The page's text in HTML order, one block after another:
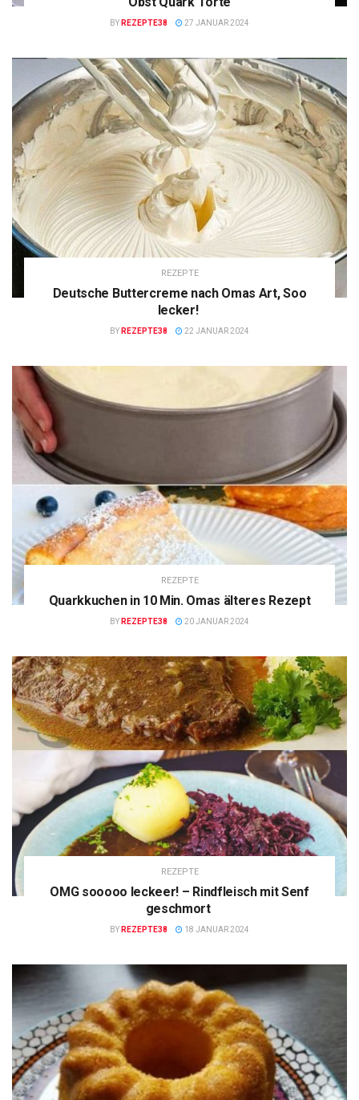
BY REZEPTE38 27 JANUAR 2024
REZEPTE
Deutsche Buttercreme nach Omas Art, Soo
lecker!
BY REZEPTE38 22 JANUAR 2024
REZEPTE
Quarkkuchen in 10 Min. Omas älteres Rezept
BY REZEPTE38 20 JANUAR 2024
REZEPTE
OMG sooooo leckeer! – Rindfleisch mit Senf
geschmort
BY REZEPTE38 18 JANUAR 2024